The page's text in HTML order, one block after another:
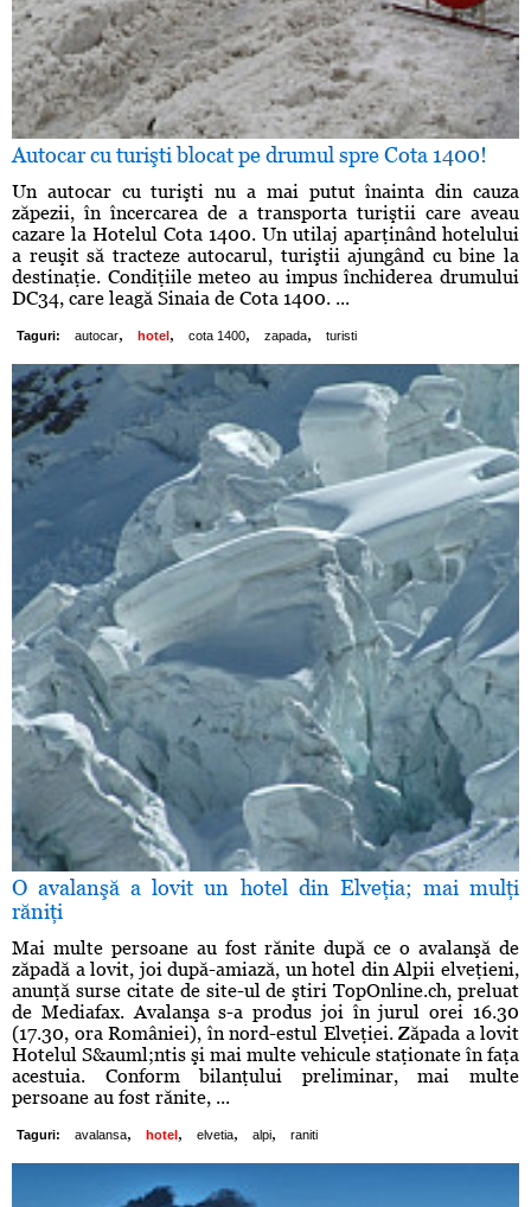
Autocar cu turişti blocat pe drumul spre Cota 1400!
Un autocar cu turişti nu a mai putut înainta din cauza
zăpezii, în încercarea de a transporta turiştii care aveau
cazare la Hotelul Cota 1400. Un utilaj aparţinând hotelului
a reuşit să tracteze autocarul, turiştii ajungând cu bine la
destinaţie. Condiţiile meteo au impus închiderea drumului
DC34, care leagă Sinaia de Cota 1400. ...
Taguri: autocar, hotel , cota 1400, zapada, turisti
O avalanşă a lovit un hotel din Elveţia; mai mulţi
răniţi
Mai multe persoane au fost rănite după ce o avalanşă de
zăpadă a lovit, joi după-amiază, un hotel din Alpii elveţieni,
anunţă surse citate de site-ul de ştiri TopOnline.ch, preluat
de Mediafax. Avalanşa s-a produs joi în jurul orei 16.30
(17.30, ora României), în nord-estul Elveţiei. Zăpada a lovit
Hotelul S&auml;ntis şi mai multe vehicule staţionate în faţa
acestuia. Conform bilanţului preliminar, mai multe
persoane au fost rănite, ...
Taguri: avalansa, hotel , elvetia, alpi, raniti